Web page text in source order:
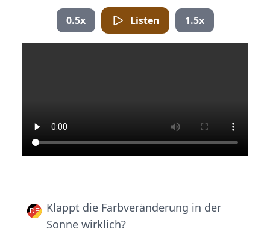
0.5x Listen 1.5x
Klappt die Farbveränderung in der
Sonne wirklich?